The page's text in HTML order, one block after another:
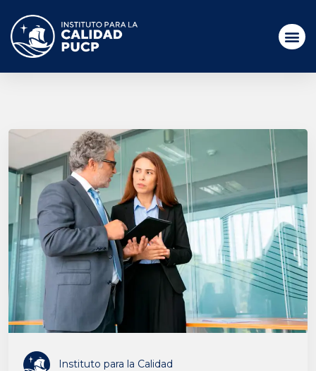
Instituto para la Calidad